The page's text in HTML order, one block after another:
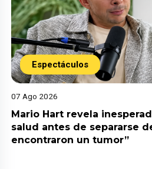
Espectáculos
07 Ago 2026
Mario Hart revela
salud antes de separarse
encontraron un tumor”